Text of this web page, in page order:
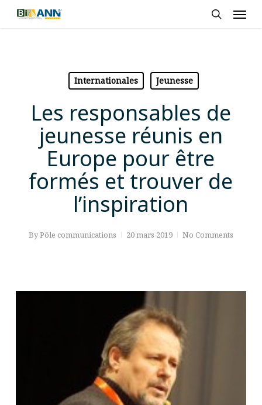
Skip
Internationales Jeunesse
Les responsables de
jeunesse réunis en
Europe pour être
formés et trouver de
l’inspiration
ByPôle communications 20 mars 2019 No Comments